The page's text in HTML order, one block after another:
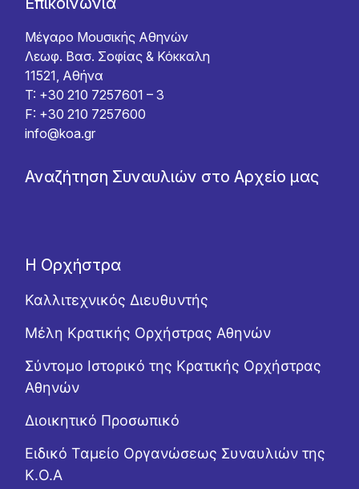
Μέγαρο Μουσικής Αθηνών
Λεωφ. Βασ. Σοφίας & Κόκκαλη
11521, Αθήνα
T: +30 210 7257601 – 3
F: +30 210 7257600
info@koa.gr
Αναζήτηση Συναυλιών στο Αρχείο μας
Η Ορχήστρα
Καλλιτεχνικός Διευθυντής
Μέλη Κρατικής Ορχήστρας Αθηνών
Σύντομο Ιστορικό της Κρατικής Ορχήστρας
Αθηνών
Διοικητικό Προσωπικό
Ειδικό Ταμείο Οργανώσεως Συναυλιών της
Κ.Ο.Α